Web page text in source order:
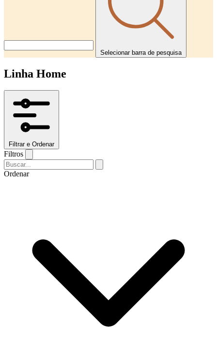
Selecionar barra de pesquisa
Linha Home
Filtrar e Ordenar
Filtros
Ordenar